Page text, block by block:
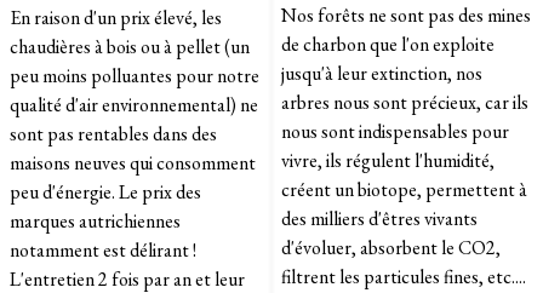
En raison d'un prix élevé, les
chaudières à bois ou à pellet (un
peu moins polluantes pour notre
qualité d'air environnemental) ne
sont pas rentables dans des
maisons neuves qui consomment
peu d'énergie. Le prix des
marques autrichiennes
notamment est délirant !
L'entretien 2 fois par an et leur
Nos forêts ne sont pas des mines
de charbon que l'on exploite
jusqu'à leur extinction, nos
arbres nous sont précieux, car ils
nous sont indispensables pour
vivre, ils régulent l'humidité,
créent un biotope, permettent à
des milliers d'êtres vivants
d'évoluer, absorbent le CO2,
filtrent les particules fines, etc....